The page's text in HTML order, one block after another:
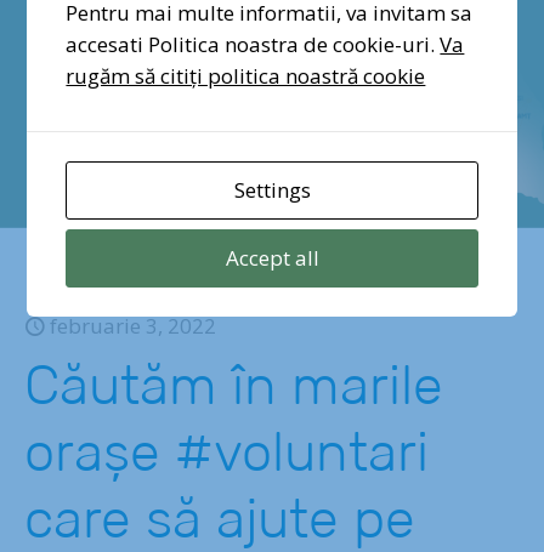
februarie 3, 2022
Căutăm în marile
orașe #voluntari
care să ajute pe
Pentru mai multe informatii, va invitam sa
accesati Politica noastra de cookie-uri.Va
rugăm să citiți politica noastră cookie
Settings
Accept all